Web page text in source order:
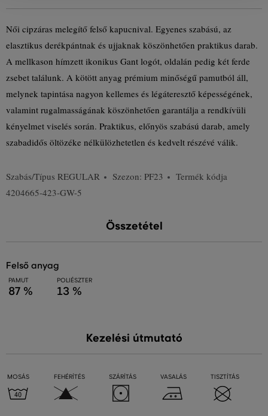
Női cipzáras melegítő felső kapucnival. Egyenes szabású, az
elasztikus derékpántnak és ujjaknak köszönhetően praktikus darab.
A mellkason hímzett ikonikus Gant logót, oldalán pedig két ferde
zsebet találunk. A kötött anyag prémium minőségű pamutból áll,
melynek tapintása nagyon kellemes és légáteresztő képességének,
valamint rugalmasságának köszönhetően garantálja a rendkívüli
kényelmet viselés során. Praktikus, előnyös szabású darab, amely
szabadidős öltözéke nélkülözhetetlen és kedvelt részévé válik.
Szabás/Típus REGULAR Szezon: PF23
Termék kódja
4204665-423-GW-5
Összetétel
felső anyag
PAMUT
87 %
POLIÉSZTER
13 %
Kezelési útmutató
MOSÁS FEHÉRÍTÉS SZÁRÍTÁS VASALÁS TISZTÍTÁS